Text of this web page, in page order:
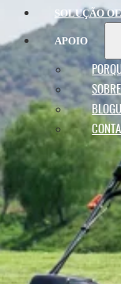
SOLUÇÃO
APOIO
SOBRE